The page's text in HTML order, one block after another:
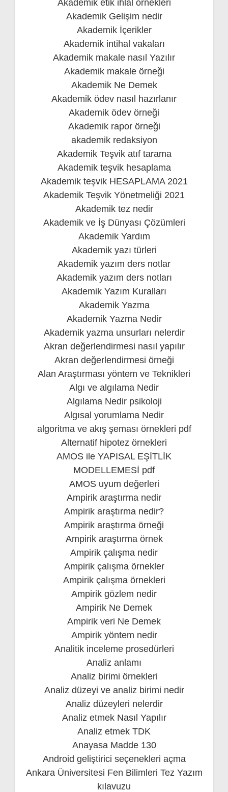
Akademik etik ihlal örnekleri
Akademik Gelişim nedir
Akademik İçerikler
Akademik intihal vakaları
Akademik makale nasıl Yazılır
Akademik makale örneği
Akademik Ne Demek
Akademik ödev nasıl hazırlanır
Akademik ödev örneği
Akademik rapor örneği
akademik redaksiyon
Akademik Teşvik atıf tarama
Akademik teşvik hesaplama
Akademik teşvik HESAPLAMA 2021
Akademik Teşvik Yönetmeliği 2021
Akademik tez nedir
Akademik ve İş Dünyası Çözümleri
Akademik Yardım
Akademik yazı türleri
Akademik yazım ders notlar
Akademik yazım ders notları
Akademik Yazım Kuralları
Akademik Yazma
Akademik Yazma Nedir
Akademik yazma unsurları nelerdir
Akran değerlendirmesi nasıl yapılır
Akran değerlendirmesi örneği
Alan Araştırması yöntem ve Teknikleri
Algı ve algılama Nedir
Algılama Nedir psikoloji
Algısal yorumlama Nedir
algoritma ve akış şeması örnekleri pdf
Alternatif hipotez örnekleri
AMOS ile YAPISAL EŞİTLİK
MODELLEMESİ pdf
AMOS uyum değerleri
Ampirik araştırma nedir
Ampirik araştırma nedir?
Ampirik araştırma örneği
Ampirik araştırma örnek
Ampirik çalışma nedir
Ampirik çalışma örnekler
Ampirik çalışma örnekleri
Ampirik gözlem nedir
Ampirik Ne Demek
Ampirik veri Ne Demek
Ampirik yöntem nedir
Analitik inceleme prosedürleri
Analiz anlamı
Analiz birimi örnekleri
Analiz düzeyi ve analiz birimi nedir
Analiz düzeyleri nelerdir
Analiz etmek Nasıl Yapılır
Analiz etmek TDK
Anayasa Madde 130
Android geliştirici seçenekleri açma
Ankara Üniversitesi Fen Bilimleri Tez Yazım
kılavuzu